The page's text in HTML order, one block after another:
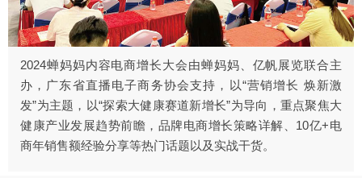
2024蝉妈妈内容电商增长大会由蝉妈妈、亿帆展览联合主
办，广东省直播电子商务协会支持，以“营销增长 焕新激
发”为主题，以“探索大健康赛道新增长”为导向，重点聚焦大
健康产业发展趋势前瞻，品牌电商增长策略详解、10亿+电
商年销售额经验分享等热门话题以及实战干货。